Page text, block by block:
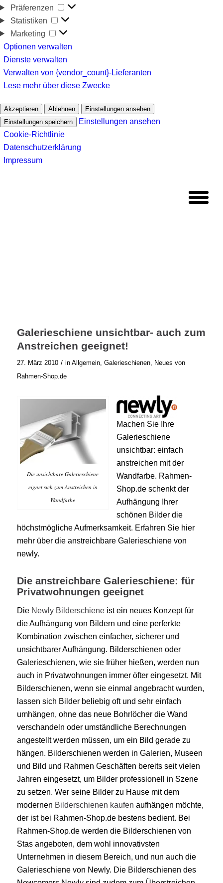
Präferenzen
Präferenzen
Statistiken Statistiken
Marketing Marketing
Optionen verwalten
Dienste verwalten
Verwalten von {vendor_count}-Lieferanten
Lese mehr über diese Zwecke
Akzeptieren Ablehnen
Einstellungen ansehen
Einstellungen speichern
Einstellungen ansehen
Cookie-Richtlinie
Datenschutzerklärung
Impressum
Galerieschiene unsichtbar- auch zum
Anstreichen geeignet!
27. März 2010 / in Allgemein, Galerieschienen, Neues von
Rahmen-Shop.de
Die unsichtbare Galerieschiene
eignet sich zum Anstreichen in
Wandfarbe
Machen Sie Ihre
Galerieschiene
unsichtbar: einfach
anstreichen mit der
Wandfarbe. Rahmen-
Shop.de schenkt der
Aufhängung Ihrer
schönen Bilder die
höchstmögliche Aufmerksamkeit. Erfahren Sie hier
mehr über die anstreichbare Galerieschiene von
newly.
Die anstreichbare Galerieschiene: für
Privatwohnungen geeignet
Die Newly Bilderschieneist ein neues Konzept für
die Aufhängung von Bildern und eine perferkte
Kombination zwischen einfacher, sicherer und
unsichtbarer Aufhängung. Bilderschienen oder
Galerieschienen, wie sie früher hießen, werden nun
auch in Privatwohnungen immer öfter eingesetzt. Mit
Bilderschienen, wenn sie einmal angebracht wurden,
lassen sich Bilder beliebig oft und sehr einfach
umhängen, ohne das neue Bohrlöcher die Wand
verschandeln oder umständliche Berechnungen
angestellt werden müssen, um ein Bild gerade zu
hängen. Bilderschienen werden in Galerien, Museen
und Bild und Rahmen Geschäften bereits seit vielen
Jahren eingesetzt, um Bilder professionell in Szene
zu setzen. Wer seine Bilder zu Hause mit dem
modernen Bilderschienen kaufen aufhängen möchte,
der ist bei Rahmen-Shop.de bestens bedient. Bei
Rahmen-Shop.de werden die Bilderschienen von
Stas angeboten, dem wohl innovativsten
Unternehmen in diesem Bereich, und nun auch die
Galerieschiene von Newly. Die Bilderschienen des